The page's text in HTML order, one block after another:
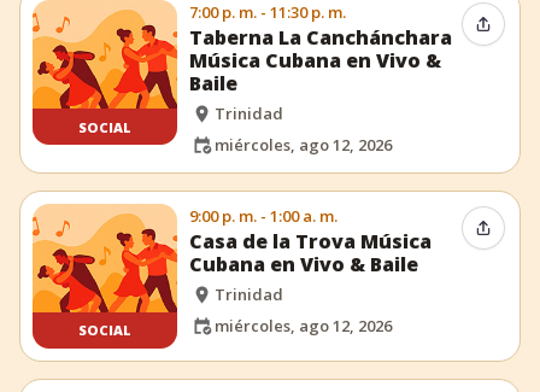
SOCIAL
7:00 p. m. - 11:30 p. m.
Taberna La Canchánchara
Música Cubana en Vivo &
Baile
Trinidad
miércoles, ago 12, 2026
SOCIAL
9:00 p. m. - 1:00 a. m.
Casa de la Trova Música
Cubana en Vivo & Baile
Trinidad
miércoles, ago 12, 2026